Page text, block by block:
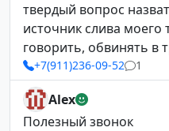
твердый вопрос
источник слива
говорить, обвинять в
+7(911)236-09-52 1
Alex
Полезный звонок